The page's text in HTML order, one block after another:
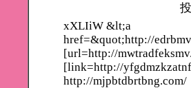
xXLIiW &lt;a
href=&quot;http://
[url=http://
[link=http://
http://mjpbtdbrtbng.com/